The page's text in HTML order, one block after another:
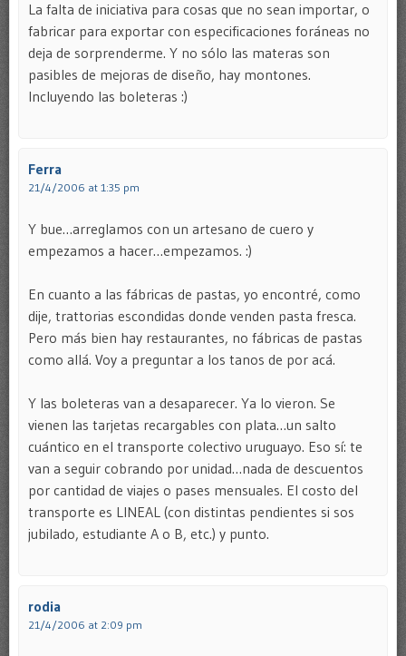
La falta de iniciativa para cosas que no sean importar, o
fabricar para exportar con especificaciones foráneas no
deja de sorprenderme. Y no sólo las materas son
pasibles de mejoras de diseño, hay montones.
Incluyendo las boleteras :)
Ferra
21/4/2006 at 1:35 pm
Y bue…arreglamos con un artesano de cuero y
empezamos a hacer…empezamos. :)
En cuanto a las fábricas de pastas, yo encontré, como
dije, trattorias escondidas donde venden pasta fresca.
Pero más bien hay restaurantes, no fábricas de pastas
como allá. Voy a preguntar a los tanos de por acá.
Y las boleteras van a desaparecer. Ya lo vieron. Se
vienen las tarjetas recargables con plata…un salto
cuántico en el transporte colectivo uruguayo. Eso sí: te
van a seguir cobrando por unidad…nada de descuentos
por cantidad de viajes o pases mensuales. El costo del
transporte es LINEAL (con distintas pendientes si sos
jubilado, estudiante A o B, etc.) y punto.
rodia
21/4/2006 at 2:09 pm